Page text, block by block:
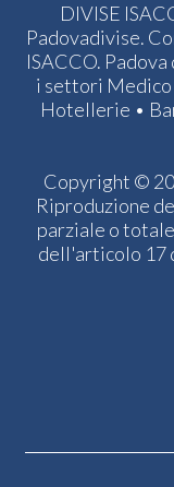
DIVISE
Padovadivise.
ISACCO.
i settori Medico
Hotellerie •
Copyright ©
Riproduzione
parziale o
dell'articolo 17